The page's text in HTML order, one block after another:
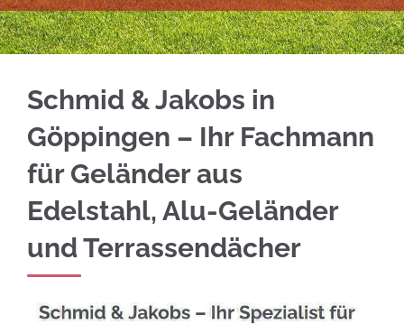
Schmid & Jakobs in
Göppingen – Ihr Fachmann
für Geländer aus
Edelstahl, Alu-Geländer
und Terrassendächer